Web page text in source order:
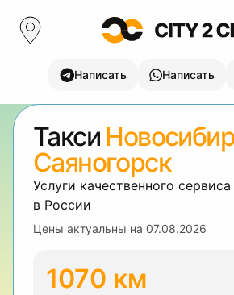
Написать Написать
Такси
Саяногорск
Услуги качественного
в России
Цены актуальны на 07.08.2026
1070 км